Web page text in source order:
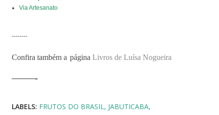
Via Artesanato
--------
Confira também a página Livros de Luísa Nogueira
——-
LABELS: FRUTOS DO BRASIL JABUTICABA